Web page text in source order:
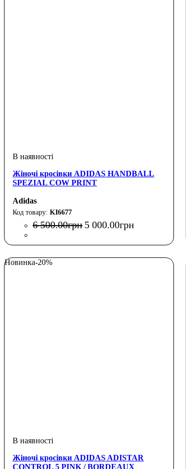
Жіночі кросівки ADIDAS HANDBALL
SPEZIAL COW PRINT
Adidas
KI6677
6 500.00грн 5 000.00грн
Новинка-20%
Жіночі кросівки ADIDAS ADISTAR
CONTROL 5 PINK / BORDEAUX